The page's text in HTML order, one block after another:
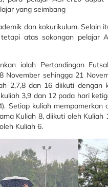
yang seimbang
dan kokurikulum. Selain
atas sokongan pelajar
ialah Pertandingan
November sehingga 21
2,7,8 dan 16 diikuti dengan
3,9 dan 12 pada hari
Setiap kuliah
Kuliah 8, diikuti oleh
Kuliah 6.